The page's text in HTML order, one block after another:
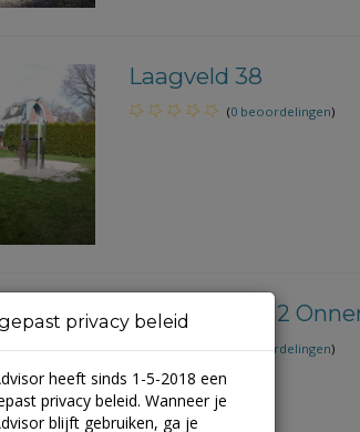
Laagveld 38
(0 beoordelingen)
Kleine Kamp 2
(0 beoordelingen)
privacy beleid
heeft sinds 1-5-2018 een
privacy beleid. Wanneer je
blijft gebruiken, ga je